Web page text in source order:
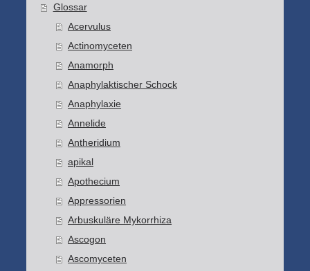
Glossar
Acervulus
Actinomyceten
Anamorph
Anaphylaktischer Schock
Anaphylaxie
Annelide
Antheridium
apikal
Apothecium
Appressorien
Arbuskuläre Mykorrhiza
Ascogon
Ascomyceten